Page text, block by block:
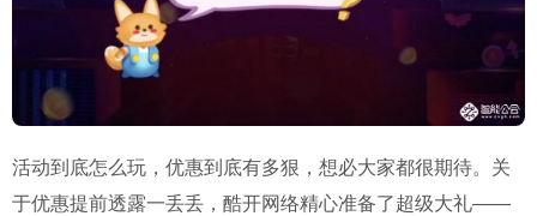
活动到底怎么玩，优惠到底有多狠，想必大家都很期待。关
于优惠提前透露一丢丢，酷开网络精心准备了超级大礼——